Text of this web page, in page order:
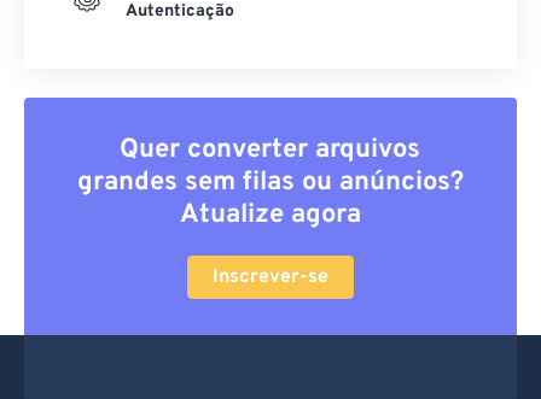
Autenticação
Quer converter arquivos
grandes sem filas ou anúncios?
Atualize agora
Inscrever-se